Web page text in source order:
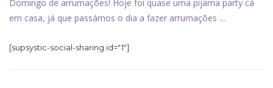
Domingo de arrumações! Hoje foi quase uma pijama party cá
em casa, já que passámos o dia a fazer arrumações …
[supsystic-social-sharing id="1"]